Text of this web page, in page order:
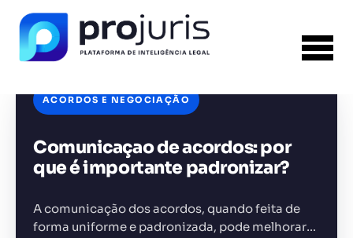
ACORDOS E NEGOCIAÇÃO
Comunicaçao de acordos: por
que é importante padronizar?
A comunicação dos acordos, quando feita de
forma uniforme e padronizada, pode melhorar
FERRAMENTA RECOMENDADA PARA ESTE
CONTEÚDO
Template PPT Jurídico